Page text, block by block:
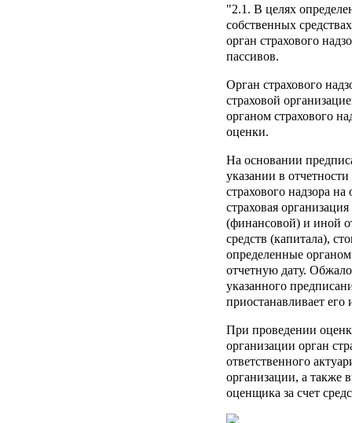
"2.1. В целях
собственных
орган страхового
пассивов.
Орган страхового
страховой
органом страхового
оценки.
На основании
указании в
страхового надзора
страховая
(финансовой) и иной
средств (капитала),
определенные
отчетную дату.
указанного
приостанавливает его
При проведении
организации орган
ответственного
организации, а также
оценщика за счет